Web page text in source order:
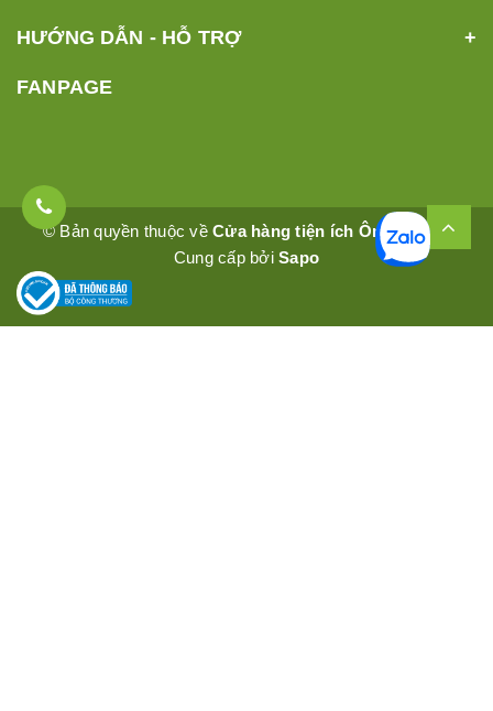
HƯỚNG DẪN - HỖ TRỢ
FANPAGE
© Bản quyền thuộc vềCửa hàng tiện ích Ômêly Mart
Cung cấp bởiSapo